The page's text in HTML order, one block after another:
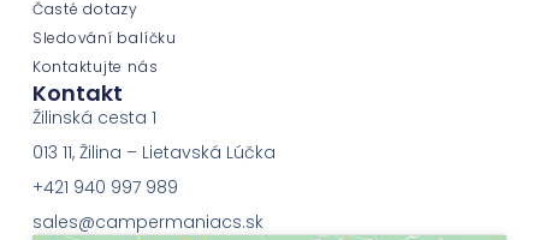
Časté dotazy
Sledování balíčku
Kontaktujte nás
Kontakt
Žilinská cesta 1
013 11, Žilina – Lietavská Lúčka
+421 940 997 989
sales@campermaniacs.sk